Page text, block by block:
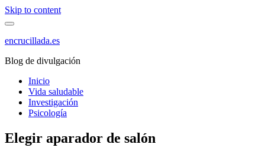
Skip to content
encrucillada.es
Blog de divulgación
Inicio
Vida saludable
Investigación
Psicología
Elegir aparador de salón